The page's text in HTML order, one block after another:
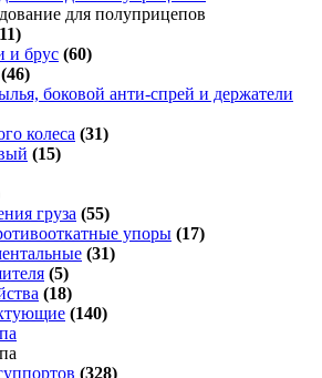
для полуприцепов
и брус (60)
(46)
боковой анти-спрей и держатели
колеса (31)
(15)
груза (55)
упоры (17)
(31)
(5)
(18)
(140)
(328)